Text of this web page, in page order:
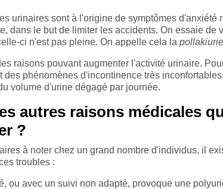
urinaires sont à l'origine de symptômes d'anxiété
dans le but de limiter les accidents. On essaie de
ci n'est pas pleine. On appelle cela la pollakiurie
raisons pouvant augmenter l'activité urinaire.
des phénomènes d'incontinence très
volume d'urine dégagé par journée.
autres raisons médicales
?
à noter chez un grand nombre d'individus, il
troubles :
ou avec un suivi non adapté, provoque une